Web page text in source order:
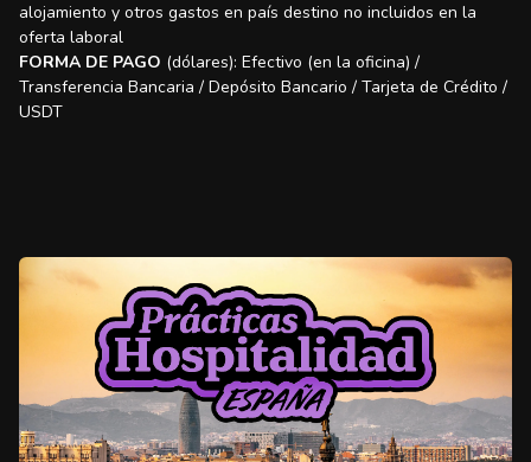
alojamiento y otros gastos en país destino no incluidos en la
oferta laboral
FORMA DE PAGO (dólares): Efectivo (en la oficina) /
Transferencia Bancaria / Depósito Bancario / Tarjeta de Crédito /
USDT